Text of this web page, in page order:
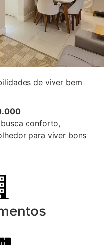
de viver bem
conforto,
para viver bons